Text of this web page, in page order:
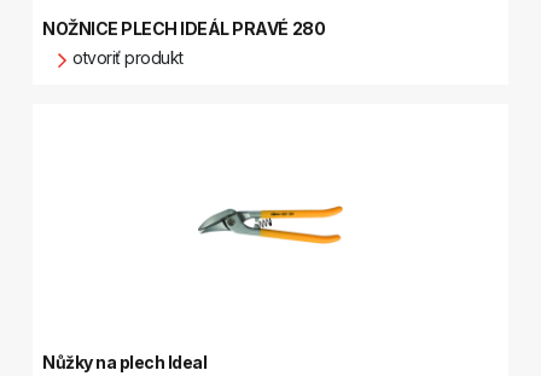
NOŽNICE PLECH IDEÁL PRAVÉ 280
otvoriť produkt
Nůžky na plech Ideal